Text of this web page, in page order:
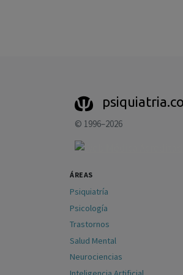
© 1996–2026
ÁREAS
Psiquiatría
Psicología
Trastornos
Salud Mental
Neurociencias